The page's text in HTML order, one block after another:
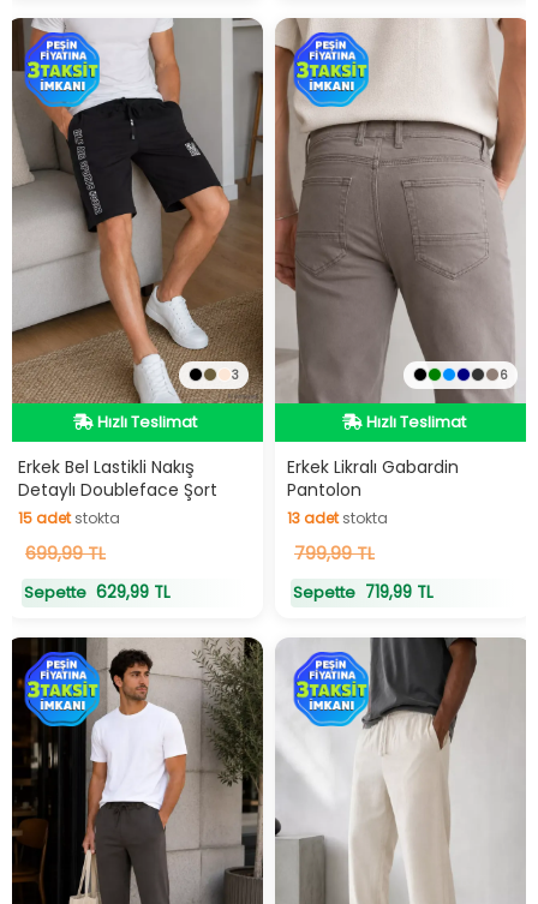
3
Hızlı Teslimat
Hızlı Teslimat
Erkek Bel Lastikli Nakış
Detaylı Doubleface Şort
15adetstokta
15adetstokta
699,99 TL
Sepette 629,99 TL
6
Hızlı Teslimat
Hızlı Teslimat
Erkek Likralı Gabardin
Pantolon
13adetstokta
13adetstokta
799,99 TL
Sepette 719,99 TL